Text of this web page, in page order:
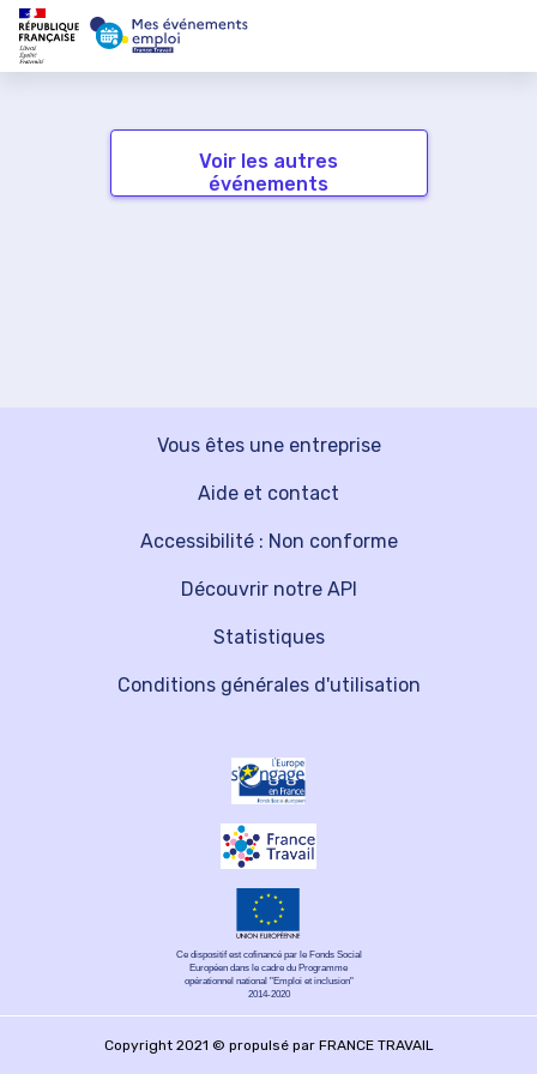
Voir les autres
événements
Vous êtes une entreprise
Découvrir notre API
Aide et contact
Statistiques
Accessibilité : Non conforme
Conditions générales d'utilisation
Ce dispositif est cofinancé par le Fonds Social
Européen dans le cadre du Programme
opérationnel national "Emploi et inclusion"
2014-2020
Copyright 2021 © propulsé par FRANCE TRAVAIL